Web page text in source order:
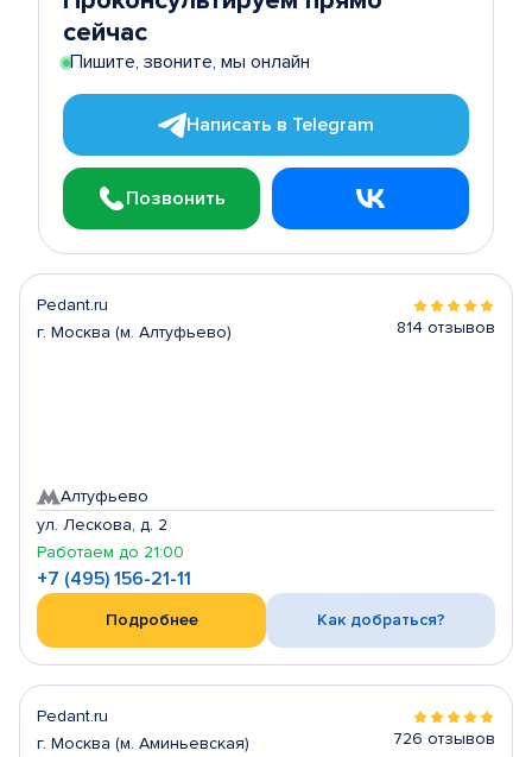
сейчас
Пишите, звоните, мы онлайн
Написать в Telegram
Позвонить
Pedant.ru
г. Москва (м. Алтуфьево)
814 отзывов
Алтуфьево
ул. Лескова, д. 2
Работаем до 21:00
+7 (495) 156-21-11
Подробнее Как добраться?
Pedant.ru
г. Москва (м. Аминьевская)
726 отзывов